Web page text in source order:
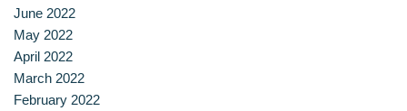
June 2022
May 2022
April 2022
March 2022
February 2022